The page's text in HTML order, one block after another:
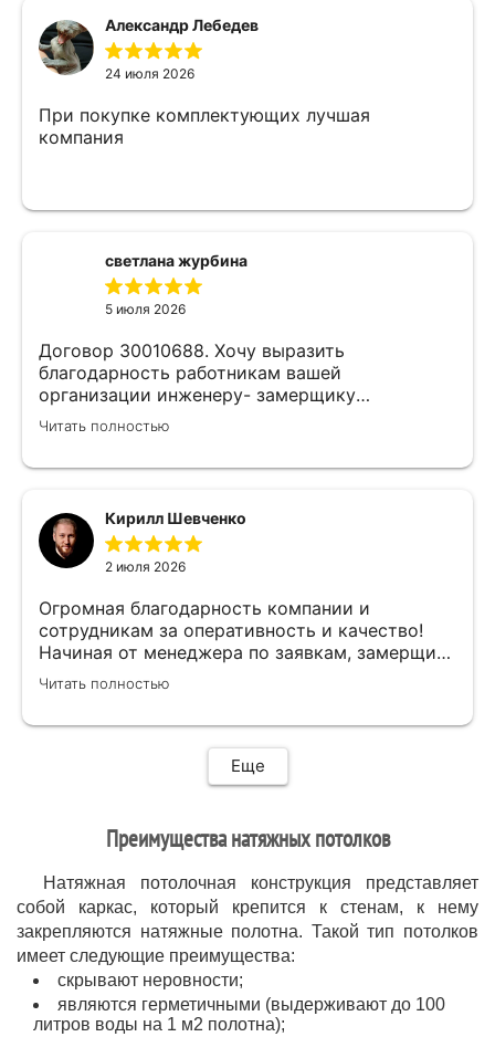
Александр Лебедев
24 июля 2026
При покупке комплектующих лучшая
компания
светлана журбина
5 июля 2026
Договор 30010688. Хочу выразить
благодарность работникам вашей
организации инженеру- замерщику
Кулабухову Николаю,и мастеру монтажа Илье
.Спасибо за проделанную работу и
быстро,качественно,профессионально сделал
свою работу,убрал за собой ,что очень
приятно.Мне все понравилось .Хорошая
Читать полностью
Кирилл Шевченко
2 июля 2026
Огромная благодарность компании и
сотрудникам за оперативность и качество!
Начиная от менеджера по заявкам, замерщика
и установщиков. Объяснили про полотно и
системы монтажа, дали выбор, сделали
Читать полностью
Еще
Преимущества натяжных потолков
Натяжная потолочная конструкция представляет
собой каркас, который крепится к стенам, к нему
закрепляются натяжные полотна. Такой тип потолков
имеет следующие преимущества:
скрывают неровности;
являются герметичными (выдерживают до 100
литров воды на 1 м2 полотна);